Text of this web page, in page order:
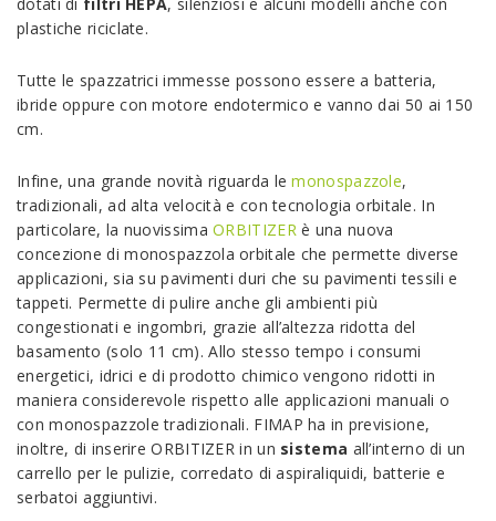
plastiche riciclate.
Tutte le spazzatrici immesse possono essere a batteria,
ibride oppure con motore endotermico e vanno dai 50 ai 150
cm.
Infine, una grande novità riguarda lemonospazzole,
tradizionali, ad alta velocità e con tecnologia orbitale. In
particolare, la nuovissimaORBITIZERè una nuova
concezione di monospazzola orbitale che permette diverse
applicazioni, sia su pavimenti duri che su pavimenti tessili e
tappeti. Permette di pulire anche gli ambienti più
congestionati e ingombri, grazie all’altezza ridotta del
basamento (solo 11 cm). Allo stesso tempo i consumi
energetici, idrici e di prodotto chimico vengono ridotti in
maniera considerevole rispetto alle applicazioni manuali o
con monospazzole tradizionali. FIMAP ha in previsione,
inoltre, di inserire ORBITIZER in un sistema all’interno di un
carrello per le pulizie, corredato di aspiraliquidi, batterie e
serbatoi aggiuntivi.